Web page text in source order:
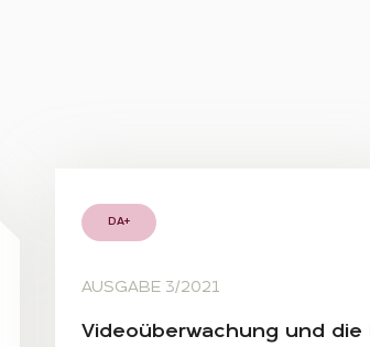
DA+
AUSGABE 3/2021
Vi­deo­über­wa­chung und